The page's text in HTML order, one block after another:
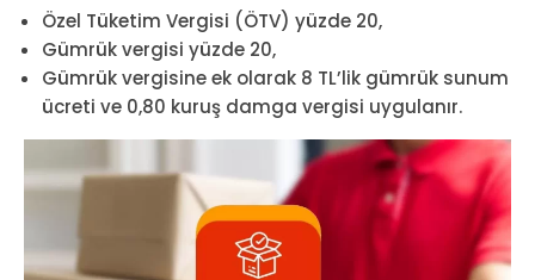
Özel Tüketim Vergisi (ÖTV) yüzde 20,
Gümrük vergisi yüzde 20,
Gümrük vergisine ek olarak 8 TL’lik gümrük sunum
ücreti ve 0,80 kuruş damga vergisi uygulanır.